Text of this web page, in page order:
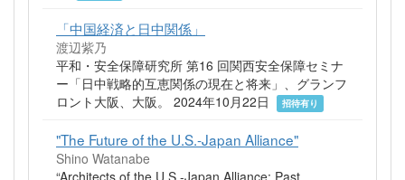
「中国経済と日中関係」
渡辺紫乃
平和・安全保障研究所 第16 回関西安全保障セミナ
ー「日中戦略的互恵関係の現在と将来」、グランフ
ロント大阪、大阪。 2024年10月22日
招待有り
"The Future of the U.S.-Japan Alliance"
Shino Watanabe
“Architects of the U.S.-Japan Alliance: Past,